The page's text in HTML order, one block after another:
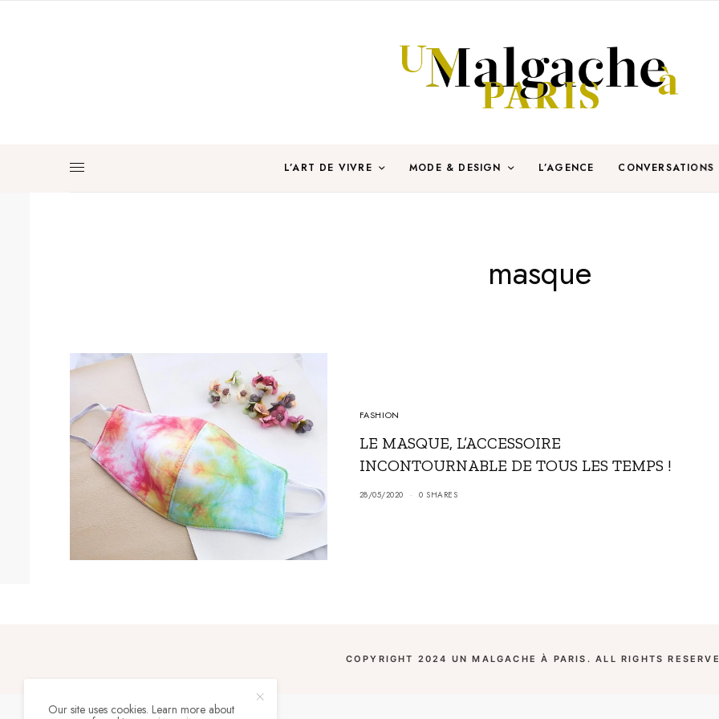
L’ART DE VIVRE MODE & DESIGN L’AGENCE CONVERSATIONS
masque
FASHION
LE MASQUE, L’ACCESSOIRE
INCONTOURNABLE DE TOUS LES TEMPS !
28/05/2020 0 SHARES
COPYRIGHT 2024 UN MALGACHE À PARIS. ALL RIGHTS
Our site uses cookies. Learn more about